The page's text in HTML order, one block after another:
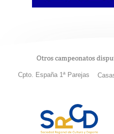
Otros campeonatos
Cpto. España 1ª Parejas